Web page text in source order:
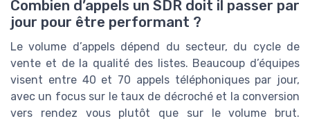
Combien d’appels un SDR doit il passer par
jour pour être performant ?
Le volume d’appels dépend du secteur, du cycle de
vente et de la qualité des listes. Beaucoup d’équipes
visent entre 40 et 70 appels téléphoniques par jour,
avec un focus sur le taux de décroché et la conversion
vers rendez vous plutôt que sur le volume brut.